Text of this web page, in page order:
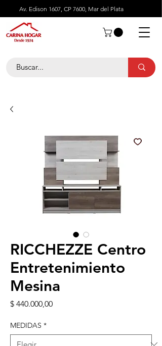
Av. Edison 1607, CP 7600, Mar del Plata
RICCHEZZE Centro
Entretenimiento
Mesina
$ 440.000,00Precio
MEDIDAS *